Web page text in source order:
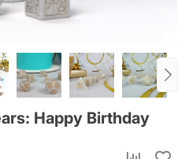
Happy Birthday